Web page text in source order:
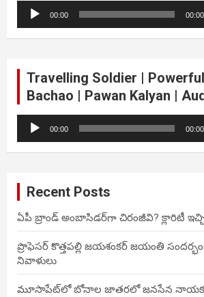
Audio
Player
00:00 00:00
Travelling Soldier |
Bachao | Pawan Kalyan |
Audio
Player
00:00 00:00
Recent Posts
ఏపీ బ్రాండ్ అంబాసిడర్‌గా చిరంజీవి? క్లారిటీ
ప్రొఫెసర్ కొత్తపల్లి జయశంకర్ జయంతి
నివాళులు
మూసాపేట్‌లో బోనాల జాతరలో జనసేన